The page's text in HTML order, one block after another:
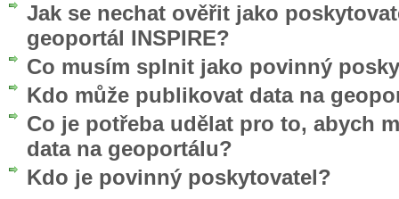
Jak se nechat ověřit jako
geoportál INSPIRE?
Co musím splnit jako povinný
Kdo může publikovat data na
Co je potřeba udělat pro to, abych
data na geoportálu?
Kdo je povinný poskytovatel?